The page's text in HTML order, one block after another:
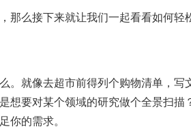
那么接下来就让我们一起看看如何轻
。就像去超市前得列个购物清单，写
想要对某个领域的研究做个全景扫描
你的需求。